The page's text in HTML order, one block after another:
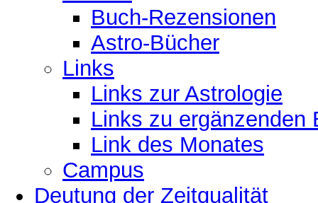
Buch-Rezensionen
Astro-Bücher
Links
Links zur Astrologie
Links zu ergänzenden
Link des Monates
Campus
Deutung der Zeitqualität